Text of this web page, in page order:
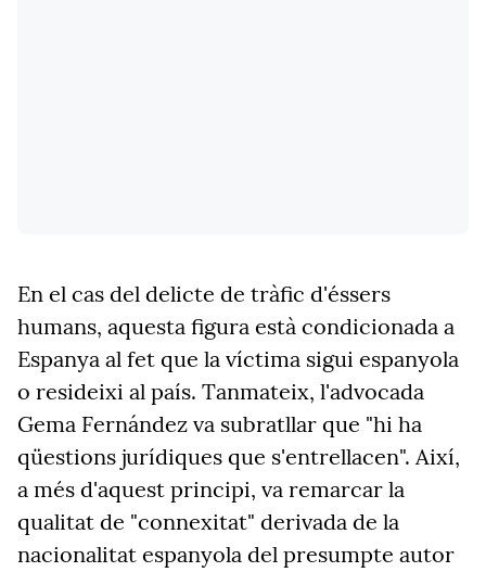
En el cas del delicte de tràfic d'éssers
humans, aquesta figura està condicionada a
Espanya al fet que la víctima sigui espanyola
o resideixi al país. Tanmateix, l'advocada
Gema Fernández va subratllar que "hi ha
qüestions jurídiques que s'entrellacen". Així,
a més d'aquest principi, va remarcar la
qualitat de "connexitat" derivada de la
nacionalitat espanyola del presumpte autor